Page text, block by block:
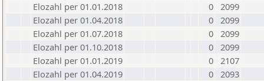
Elozahl per 01.01.2018
0 2099
Elozahl per 01.04.2018
0 2099
Elozahl per 01.07.2018
0 2099
Elozahl per 01.10.2018
0 2099
Elozahl per 01.01.2019
0 2107
Elozahl per 01.04.2019
0 2093